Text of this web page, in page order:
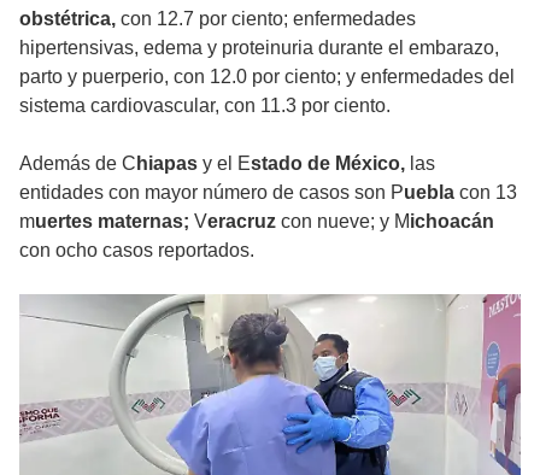
obstétrica, con 12.7 por ciento; enfermedades
hipertensivas, edema y proteinuria durante el embarazo,
parto y puerperio, con 12.0 por ciento; y enfermedades del
sistema cardiovascular, con 11.3 por ciento.
Además de C hiapas y el Estado de México, las
entidades con mayor número de casos son Puebla con 13
muertes maternas; Veracruz con nueve; y Michoacán
con ocho casos reportados.